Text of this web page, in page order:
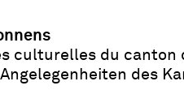
culturelles du canton
des